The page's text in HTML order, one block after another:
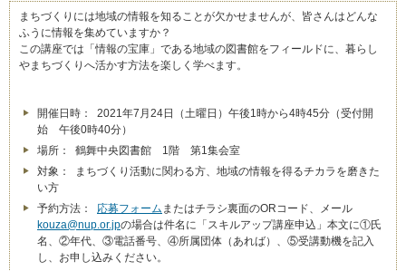
まちづくりには地域の情報を知ることが欠かせませんが、皆さんはどんな
ふうに情報を集めていますか？
この講座では「情報の宝庫」である地域の図書館をフィールドに、暮らし
やまちづくりへ活かす方法を楽しく学べます。
開催日時： 2021年7月24日（土曜日）午後1時から4時45分（受付開
始 午後0時40分）
場所： 鶴舞中央図書館 1階 第1集会室
対象： まちづくり活動に関わる方、地域の情報を得るチカラを磨きた
い方
予約方法： 応募フォーム またはチラシ裏面のORコード、メール
kouza@nup.or.jpの場合は件名に「スキルアップ講座申込」本文に①氏
名、②年代、③電話番号、④所属団体（あれば）、⑤受講動機を記入
し、お申し込みください。